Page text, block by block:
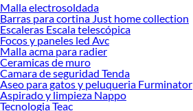
Desde remodelaciones hasta proyectos de
tus ideas realidad. ¡Visítanos y encuentra todo lo
Sitiales y poltronas!
Explora la variedad de productos de Sitiales y
Herramientas, materiales y accesorios de calidad
renovación de espacios. ¡Visítanos y descubre todo
ofrecerte!
Malla electrosoldada
Barras para cortina Just home collection
Escaleras Escala telescópica
Focos y paneles led Avc
Malla acma para radier
Ceramicas de muro
Camara de seguridad Tenda
Aseo para gatos y peluqueria Furminator
Aspirado y limpieza Nappo
Tecnologia Teac